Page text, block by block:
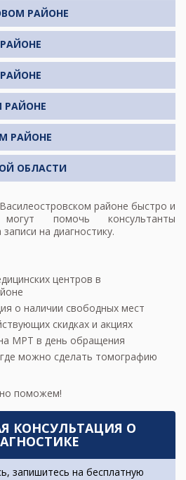
РАЙОНЕ
РАЙОНЕ
РАЙОНЕ
ОБЛАСТИ
районе быстро и
помочь консультанты
на диагностику.
центров в
о наличии свободных мест
скидках и акциях
МРТ в день обращения
можно сделать томографию
поможем!
КОНСУЛЬТАЦИЯ О
запишитесь на бесплатную